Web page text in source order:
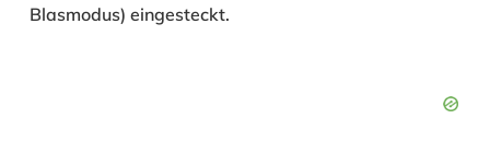
Blasmodus) eingesteckt.